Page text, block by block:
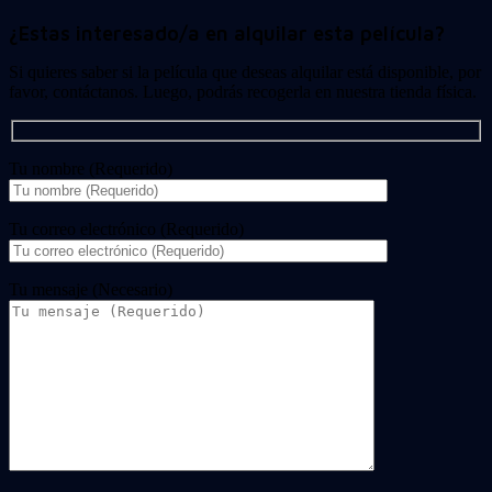
¿Estas interesado/a en alquilar esta película?
Si quieres saber si la película que deseas alquilar está disponible, por
favor, contáctanos. Luego, podrás recogerla en nuestra tienda física.
Tu nombre (Requerido)
Tu correo electrónico (Requerido)
Tu mensaje (Necesario)